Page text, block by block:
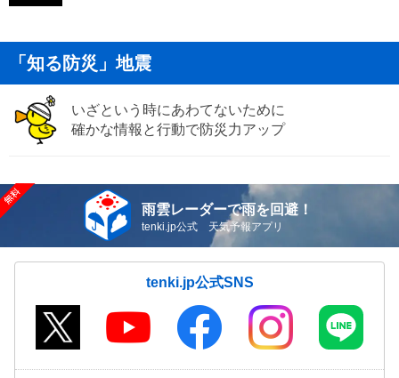
「知る防災」地震
いざという時にあわてないために
確かな情報と行動で防災力アップ
雨雲レーダーで雨を回避！
tenki.jp公式 天気予報アプリ
tenki.jp公式SNS